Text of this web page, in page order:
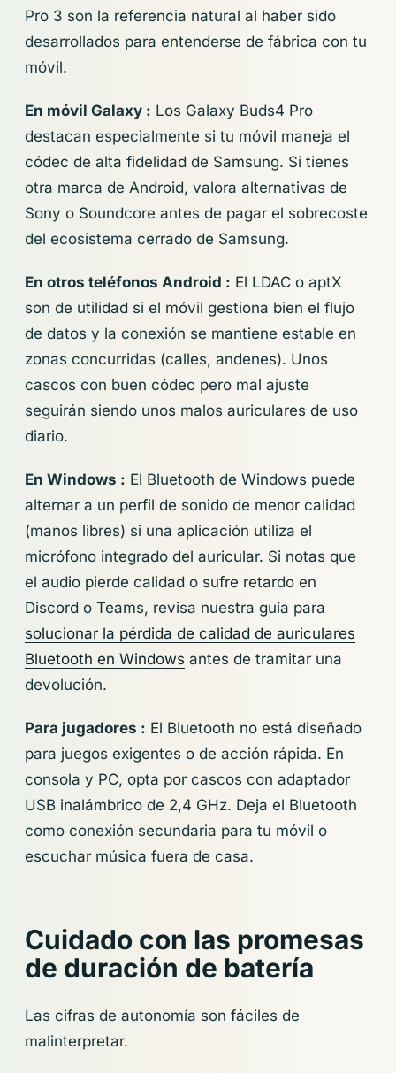
Pro 3 son la referencia natural al haber sido
desarrollados para entenderse de fábrica con tu
móvil.
En móvil Galaxy : Los Galaxy Buds4 Pro
destacan especialmente si tu móvil maneja el
códec de alta fidelidad de Samsung. Si tienes
otra marca de Android, valora alternativas de
Sony o Soundcore antes de pagar el sobrecoste
del ecosistema cerrado de Samsung.
En otros teléfonos Android : El LDAC o aptX
son de utilidad si el móvil gestiona bien el flujo
de datos y la conexión se mantiene estable en
zonas concurridas (calles, andenes). Unos
cascos con buen códec pero mal ajuste
seguirán siendo unos malos auriculares de uso
diario.
En Windows : El Bluetooth de Windows puede
alternar a un perfil de sonido de menor calidad
(manos libres) si una aplicación utiliza el
micrófono integrado del auricular. Si notas que
el audio pierde calidad o sufre retardo en
Discord o Teams, revisa nuestra guía para
solucionar la pérdida de calidad de auriculares
Bluetooth en Windows antes de tramitar una
devolución.
Para jugadores : El Bluetooth no está diseñado
para juegos exigentes o de acción rápida. En
consola y PC, opta por cascos con adaptador
USB inalámbrico de 2,4 GHz. Deja el Bluetooth
como conexión secundaria para tu móvil o
escuchar música fuera de casa.
Cuidado con las promesas
de duración de batería
Las cifras de autonomía son fáciles de
malinterpretar.